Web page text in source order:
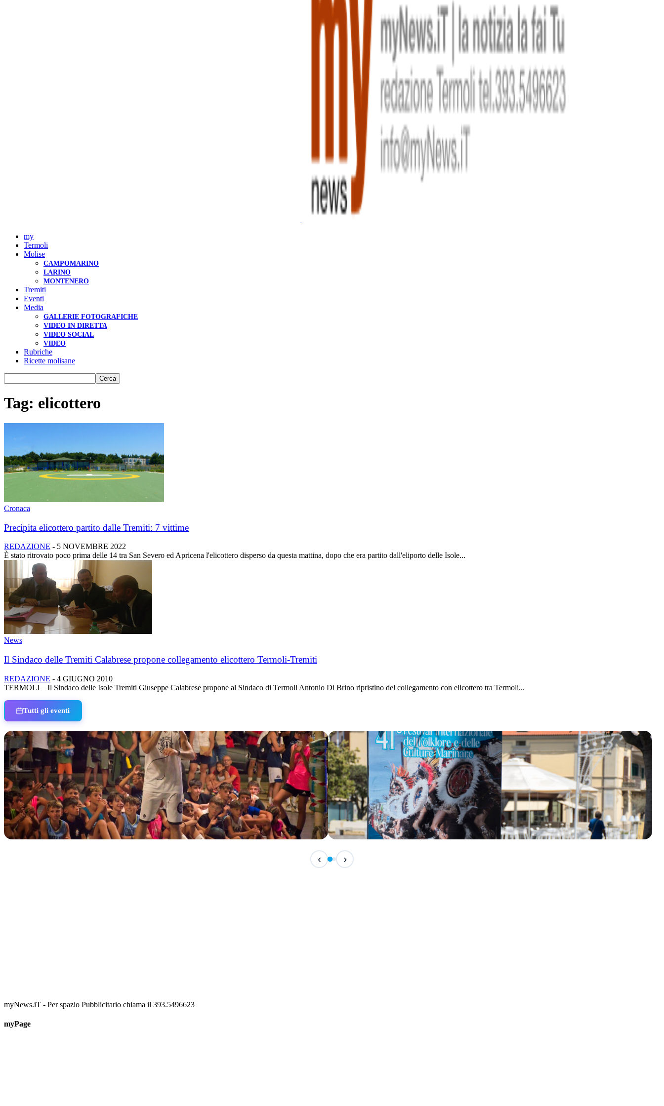
my
Termoli
Molise
CAMPOMARINO
LARINO
MONTENERO
Tremiti
Eventi
Media
GALLERIE FOTOGRAFICHE
VIDEO IN DIRETTA
VIDEO SOCIAL
VIDEO
Rubriche
Ricette molisane
Tag: elicottero
Cronaca
Precipita elicottero partito dalle Tremiti: 7 vittime
REDAZIONE - 5 NOVEMBRE 2022
È stato ritrovato poco prima delle 14 tra San Severo ed Apricena l'elicottero disperso da questa mattina, dopo che era partito dall'eliporto delle Isole...
News
Il Sindaco delle Tremiti Calabrese propone collegamento elicottero Termoli-Tremiti
REDAZIONE - 4 GIUGNO 2010
TERMOLI _ Il Sindaco delle Isole Tremiti Giuseppe Calabrese propone al Sindaco di Termoli Antonio Di Brino ripristino del collegamento con elicottero tra Termoli...
Tutti gli eventi
IN CORSO
Festival Internazionale del Folklore - 41ª edizione
‹ ›
myNews.iT - Per spazio Pubblicitario chiama il 393.5496623
myPage